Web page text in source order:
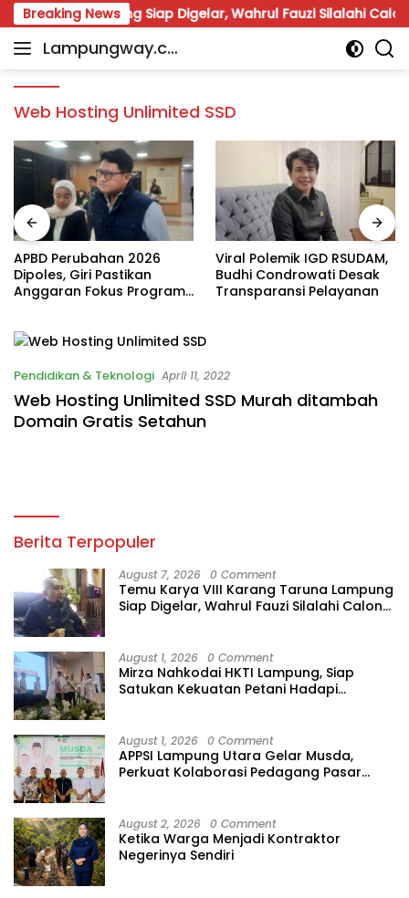
Skip
to
content
Breaking News
Lampung Siap Digelar, Wahrul Fauzi Silalahi Calon
Lampungway.co
Portal
Lampung
Terpercaya
dan
Terupdate
Web Hosting Unlimited SSD
APBD Perubahan 2026
Dipoles, Giri Pastikan
Anggaran Fokus Program
Viral Polemik IGD RSUDAM,
Budhi Condrowati Desak
Transparansi Pelayanan
Pendidikan & Teknologi April 11, 2022
Web Hosting Unlimited SSD Murah ditambah
Domain Gratis Setahun
Berita Terpopuler
August 7, 2026 0 Comment
Temu Karya VIII Karang Taruna Lampung
Siap Digelar, Wahrul Fauzi Silalahi Calon
August 1, 2026 0 Comment
Mirza Nahkodai HKTI Lampung, Siap
Satukan Kekuatan Petani Hadapi
August 1, 2026 0 Comment
APPSI Lampung Utara Gelar Musda,
Perkuat Kolaborasi Pedagang Pasar
August 2, 2026 0 Comment
Ketika Warga Menjadi Kontraktor
Negerinya Sendiri